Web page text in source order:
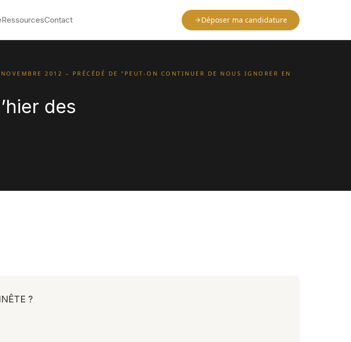
RessourcesContact Déposer ma candidature
2012 – PRÉCÉDÉ DE "PEUT-ON CONTINUER DE NOUS IGNORER EN
des
?